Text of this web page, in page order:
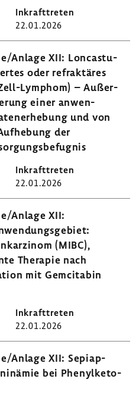
22.01.2026
Anlage XII: Loncas­tu­
oder refrak­täres
Lymphom) – Außer­
einer anwen­
und von
der
22.01.2026
Anlage XII:
(MIBC),
Therapie nach
mit Gemci­tabin
22.01.2026
Anlage XII: Sepiap­
bei Phenyl­ke­to­